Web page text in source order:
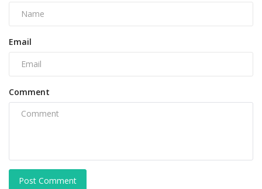
Email
Comment
Post Comment